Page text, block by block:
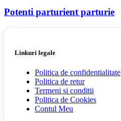
Potenti parturient parturie
Linkuri legale
Politica de confidentialitate
Politica de retur
Termeni si conditii
Politica de Cookies
Contul Meu